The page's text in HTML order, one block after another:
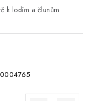
k lodím a člunům